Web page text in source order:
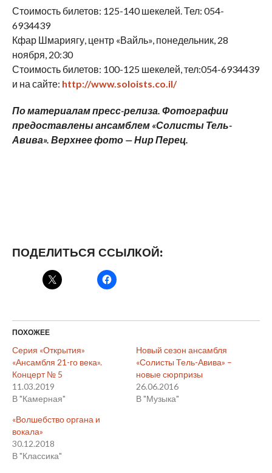
Стоимость билетов: 125-140 шекелей. Тел: 054-
6934439
Кфар Шмариягу, центр «Вайль», понедельник, 28
ноября, 20:30
Стоимость билетов: 100-125 шекелей, тел:054-6934439
и на сайте: http://www.soloists.co.il/
По материалам пресс-релиза. Фотографии
предоставлены ансамблем «Солисты Тель-
Авива». Верхнее фото — Нир Перец.
ПОДЕЛИТЬСЯ ССЫЛКОЙ:
ПОХОЖЕЕ
Серия «Открытия»
«Ансамбля 21-го века».
Концерт № 5
11.03.2019
В "Камерная"
Новый сезон ансамбля
«Солисты Тель-Авива» –
новые сюрпризы
26.06.2016
В "Музыка"
«Волшебство органа и
вокала»
30.12.2018
В "Классика"